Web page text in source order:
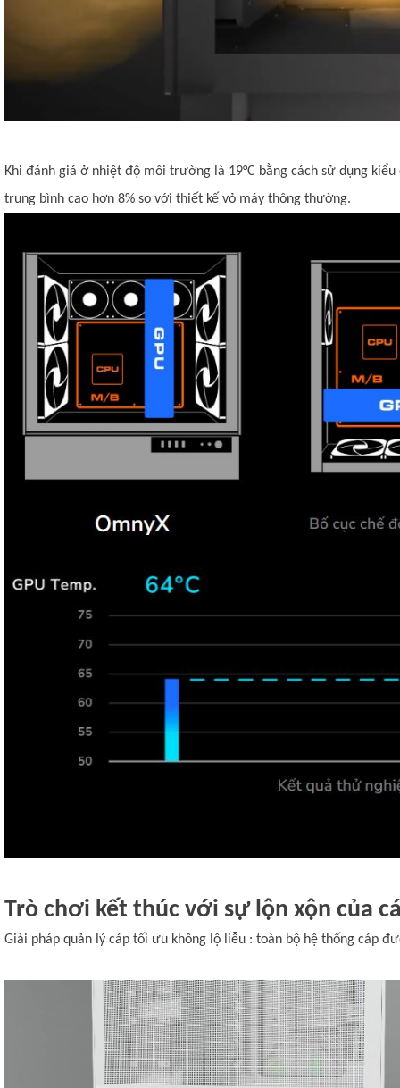
Khi đánh giá ở nhiệt độ môi trường là 19°C bằng cách sử dụng
trung bình cao hơn 8% so với thiết kế vỏ máy thông thường.
Trò chơi kết thúc với sự lộn xộn của
Giải pháp quản lý cáp tối ưu không lộ liễu : toàn bộ hệ thống cáp